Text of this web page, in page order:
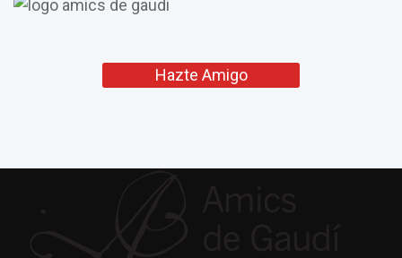
Hazte Amigo